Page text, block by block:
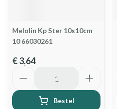
Melolin Kp Ster 10x10cm
10 66030261
€ 3,64
Bestel